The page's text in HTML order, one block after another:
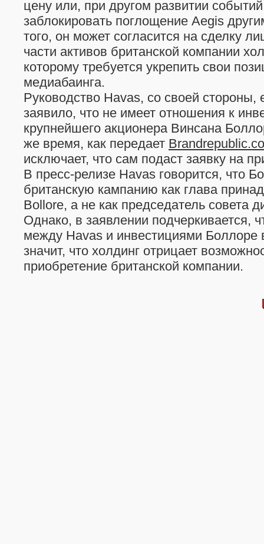
цену или, при другом развитии
заблокировать поглощение Aegis
того, он может согласится на сделку
части активов британской компании
которому требуется укрепить свои
медиабаинга.
Руководство Havas, со своей стороны,
заявило, что не имеет отношения к
крупнейшего акционера Винсана
же время, как передает
исключает, что сам подаст заявку на
В пресс-релизе Havas говорится, что
британскую кампанию как глава
Bollore, а не как председатель совета
Однако, в заявлении подчеркивается,
между Havas и инвестициями Боллоре
значит, что холдинг отрицает
приобретение британской компании.